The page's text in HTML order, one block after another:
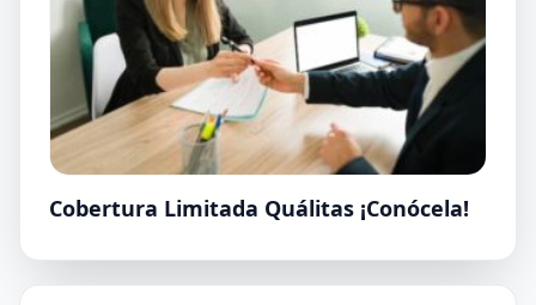
Cobertura Limitada Quálitas ¡Conócela!